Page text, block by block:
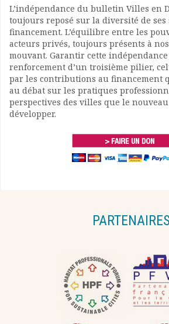
L’indépendance du bulletin Villes en
toujours reposé sur la diversité de ses
financement. L’équilibre entre les
acteurs privés, toujours présents à
mouvant. Garantir cette
renforcement d’un troisième pilier,
par les contributions au financement
au débat sur les pratiques
perspectives des villes que le
développer.
PARTENAIRES